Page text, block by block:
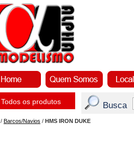
Todos os produtos Busca
/ Barcos/Navios / HMS IRON DUKE